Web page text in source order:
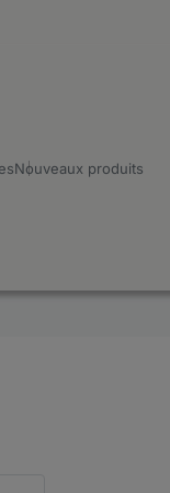
Nouveaux produits